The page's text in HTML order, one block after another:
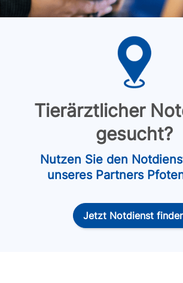
Tierärztlicher
gesucht?
Nutzen Sie den
unseres Partners
Jetzt Notdienst